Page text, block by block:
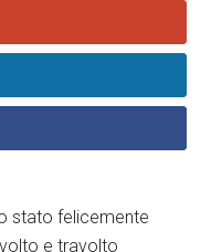
stato felicemente
e travolto